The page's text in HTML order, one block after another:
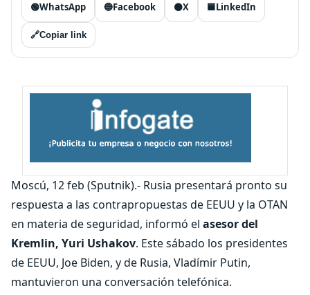
🟢WhatsApp 🔵Facebook ⚫X 🟦LinkedIn
🔗Copiar link
Moscú, 12 feb (Sputnik).- Rusia presentará pronto su
respuesta a las contrapropuestas de EEUU y la OTAN
en materia de seguridad, informó el asesor del
Kremlin, Yuri Ushakov. Este sábado los presidentes
de EEUU, Joe Biden, y de Rusia, Vladímir Putin,
mantuvieron una conversación telefónica.